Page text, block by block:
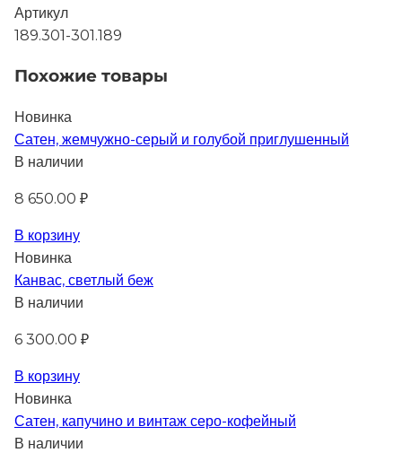
Артикул
189.301-301.189
Похожие товары
Новинка
Сатен, жемчужно-серый и голубой приглушенный
В наличии
8 650.00 ₽
В корзину
Новинка
Канвас, светлый беж
В наличии
6 300.00 ₽
В корзину
Новинка
Сатен, капучино и винтаж серо-кофейный
В наличии